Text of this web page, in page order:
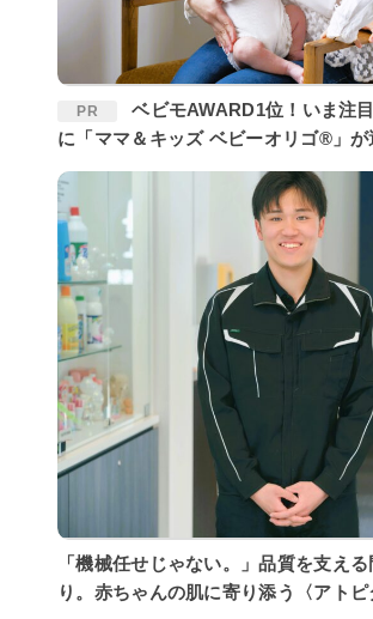
PR
ベビモAWARD1位！いま注目の〈赤ちゃん腸活〉
に「ママ＆キッズ ベビーオリゴ®」が
「機械任せじゃない。」品質を支え
り。赤ちゃんの肌に寄り添う〈アト